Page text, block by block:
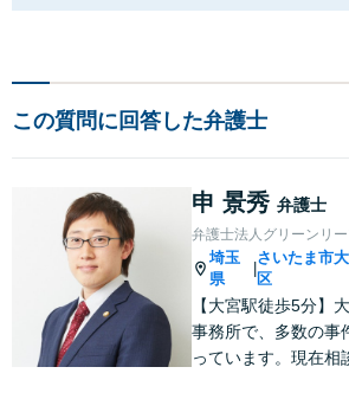
この質問に回答した弁護士
申 景秀 弁護士
弁護士法人グリーンリ
埼玉
県
さいたま市
区
【大宮駅徒歩5分】
事務所で、多数の事
っています。現在相